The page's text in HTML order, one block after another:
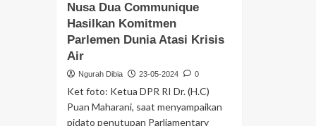
Nusa Dua Communique
Hasilkan Komitmen
Parlemen Dunia Atasi Krisis
Air
Ngurah Dibia 23-05-2024 0
Ket foto: Ketua DPR RI Dr. (H.C)
Puan Maharani, saat menyampaikan
pidato penutupan Parliamentary